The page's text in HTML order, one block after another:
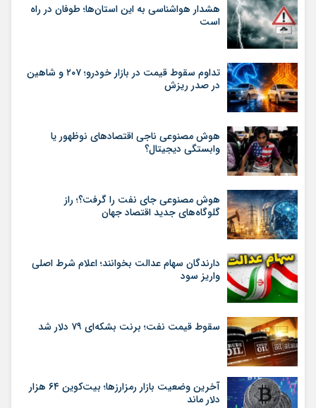
هشدار هواشناسی به این استان‌ها؛ طوفان در راه
است
تداوم سقوط قیمت در بازار خودرو؛ ۲۰۷ و شاهین
در صدر ریزش
هوش مصنوعی ناجی اقتصادهای نوظهور یا
وابستگی دیجیتال؟
هوش مصنوعی جای نفت را گرفت؟؛ راز
گلوگاه‌های جدید اقتصاد جهان
دارندگان سهام عدالت بخوانند؛ اعلام شرط اصلی
واریز سود
سقوط قیمت نفت؛ برنت بشکه‌ای ۷۹ دلار شد
آخرین وضعیت بازار رمزارزها؛ بیت‌کوین ۶۴ هزار
دلار ماند